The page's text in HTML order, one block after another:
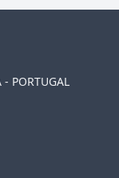
PORTUGAL